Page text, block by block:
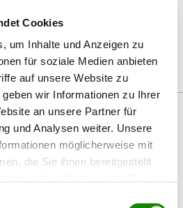
Cookies
um Inhalte und Anzeigen zu
für soziale Medien anbieten
auf unsere Website zu
wir Informationen zu Ihrer
an unsere Partner für
und Analysen weiter. Unsere
möglicherweise mit
die Sie ihnen bereitgestellt
für Buflex Schleifscheiben des
Durch die Verwendun…Mehr